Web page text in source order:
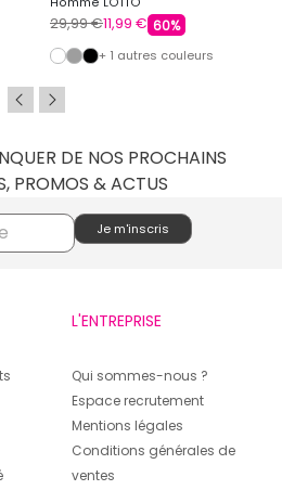
29,99 €11,99 € 60%
+ 1 autres couleurs
DE NOS PROCHAINS
PROMOS & ACTUS
L'ENTREPRISE
Qui sommes-nous ?
Espace recrutement
Mentions légales
Conditions générales de
ventes